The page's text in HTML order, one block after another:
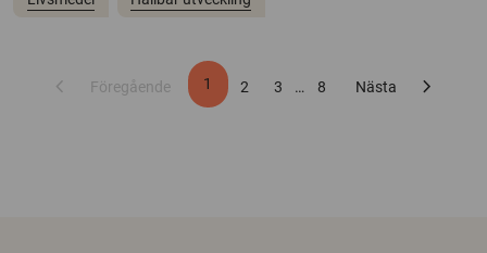
chevron_left Föregående 1 2 3 … 8 Nästa chevron_right